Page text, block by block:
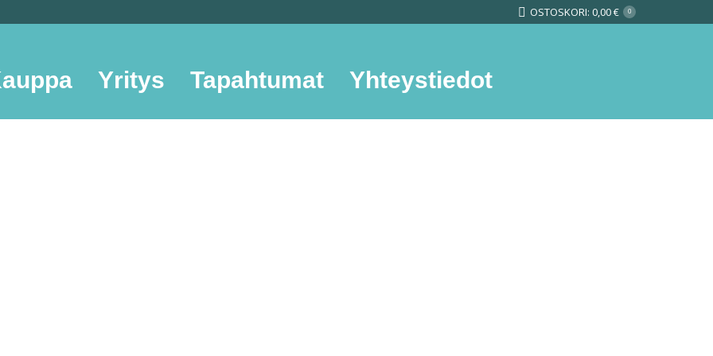
OSTOSKORI: 0,00€ 0
Yritys Tapahtumat Yhteystiedot